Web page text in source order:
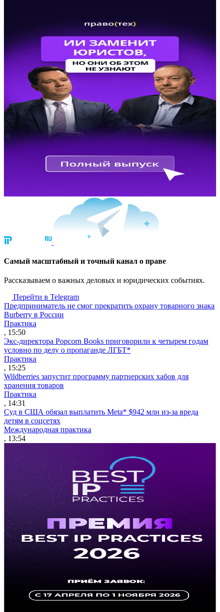
Cамый масштабный и точный канал о праве
Рассказываем о важных деловых и юридических событиях.
Перейти в Telegram
Предприниматель не смог прекратить охрану товарного знака
Burberry в России
Практика
, 15:50
Экс-директора Popcorn Books приговорили к четырем годам
условно по делу о пропаганде ЛГБТ*
Практика
, 15:25
Wildberries запустит программу партнерских хабов для
хранения товаров
Практика
, 14:31
Суд в США обязал выплатить Meta* $942 млн из-за вреда
детям в соцсетях
Международная практика
, 13:54